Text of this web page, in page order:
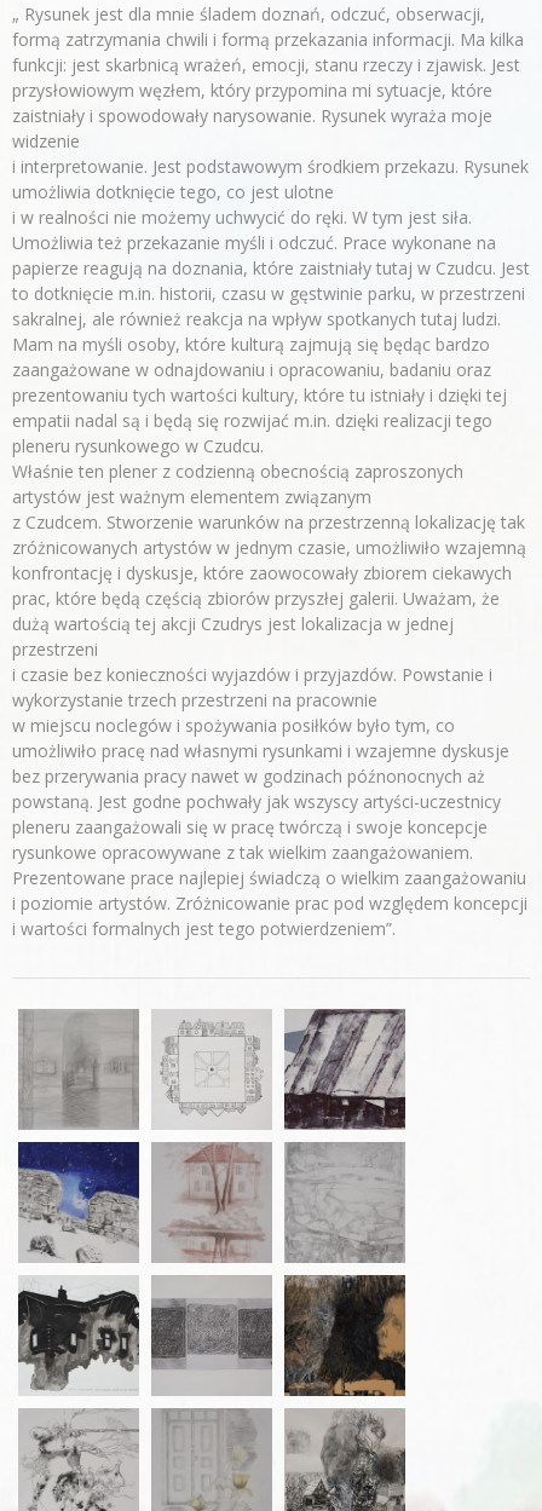
„ Rysunek jest dla mnie śladem doznań, odczuć, obserwacji,
formą zatrzymania chwili i formą przekazania informacji. Ma kilka
funkcji: jest skarbnicą wrażeń, emocji, stanu rzeczy i zjawisk. Jest
przysłowiowym węzłem, który przypomina mi sytuacje, które
zaistniały i spowodowały narysowanie. Rysunek wyraża moje
widzenie
i interpretowanie. Jest podstawowym środkiem przekazu. Rysunek
umożliwia dotknięcie tego, co jest ulotne
i w realności nie możemy uchwycić do ręki. W tym jest siła.
Umożliwia też przekazanie myśli i odczuć. Prace wykonane na
papierze reagują na doznania, które zaistniały tutaj w Czudcu. Jest
to dotknięcie m.in. historii, czasu w gęstwinie parku, w przestrzeni
sakralnej, ale również reakcja na wpływ spotkanych tutaj ludzi.
Mam na myśli osoby, które kulturą zajmują się będąc bardzo
zaangażowane w odnajdowaniu i opracowaniu, badaniu oraz
prezentowaniu tych wartości kultury, które tu istniały i dzięki tej
empatii nadal są i będą się rozwijać m.in. dzięki realizacji tego
pleneru rysunkowego w Czudcu.
Właśnie ten plener z codzienną obecnością zaproszonych
artystów jest ważnym elementem związanym
z Czudcem. Stworzenie warunków na przestrzenną lokalizację tak
zróżnicowanych artystów w jednym czasie, umożliwiło wzajemną
konfrontację i dyskusje, które zaowocowały zbiorem ciekawych
prac, które będą częścią zbiorów przyszłej galerii. Uważam, że
dużą wartością tej akcji Czudrys jest lokalizacja w jednej
przestrzeni
i czasie bez konieczności wyjazdów i przyjazdów. Powstanie i
wykorzystanie trzech przestrzeni na pracownie
w miejscu noclegów i spożywania posiłków było tym, co
umożliwiło pracę nad własnymi rysunkami i wzajemne dyskusje
bez przerywania pracy nawet w godzinach późnonocnych aż
powstaną. Jest godne pochwały jak wszyscy artyści-uczestnicy
pleneru zaangażowali się w pracę twórczą i swoje koncepcje
rysunkowe opracowywane z tak wielkim zaangażowaniem.
Prezentowane prace najlepiej świadczą o wielkim zaangażowaniu
i poziomie artystów. Zróżnicowanie prac pod względem koncepcji
i wartości formalnych jest tego potwierdzeniem”.